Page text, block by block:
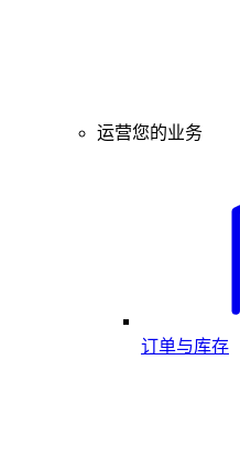
运营您的业务
订单与库存